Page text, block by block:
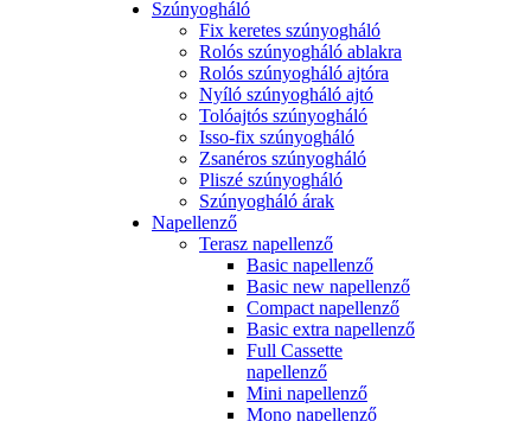
Szúnyogháló
Fix keretes szúnyogháló
Rolós szúnyogháló ablakra
Rolós szúnyogháló ajtóra
Nyíló szúnyogháló ajtó
Tolóajtós szúnyogháló
Isso-fix szúnyogháló
Zsanéros szúnyogháló
Pliszé szúnyogháló
Szúnyogháló árak
Napellenző
Terasz napellenző
Basic napellenző
Basic new napellenző
Compact napellenző
Basic extra napellenző
Full Cassette
napellenző
Mini napellenző
Mono napellenző